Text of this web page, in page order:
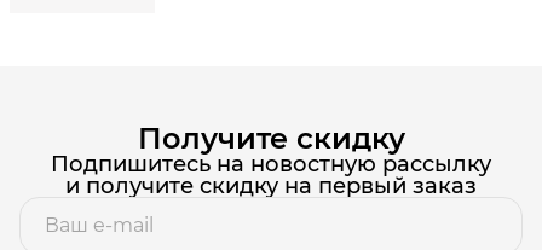
Получите скидку
Подпишитесь на новостную рассылку
и получите скидку на первый заказ